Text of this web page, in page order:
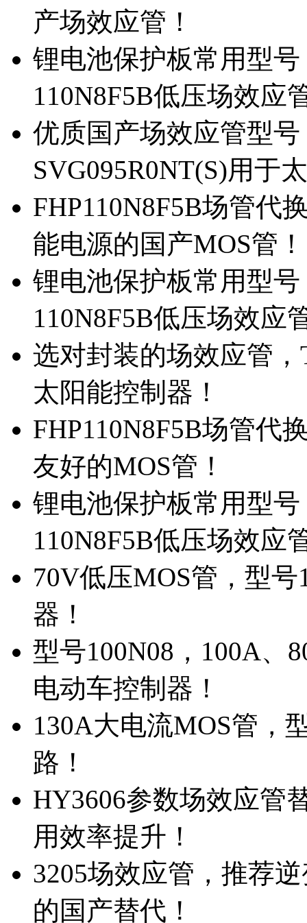
产场效应管！
锂电池保护板常用型号
110N8F5B低压场效应
优质国产场效应管型
SVG095R0NT(S)用于
FHP110N8F5B场管代
能电源的国产MOS管！
锂电池保护板常用型
110N8F5B低压场效应
选对封装的场效应管
太阳能控制器！
FHP110N8F5B场管代
友好的MOS管！
锂电池保护板常用型
110N8F5B低压场效应
70V低压MOS管，型
器！
型号100N08，100A、
电动车控制器！
130A大电流MOS管，
路！
HY3606参数场效应管
用效率提升！
3205场效应管，推荐
的国产替代！